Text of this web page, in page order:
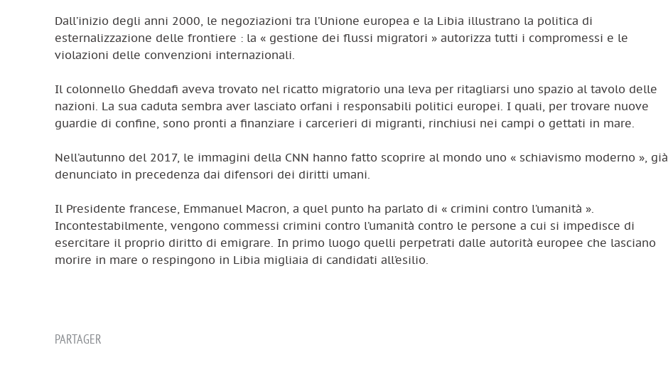
Dall’inizio degli anni 2000, le negoziazioni tra l’Unione europea e la Libia illustrano la politica di
esternalizzazione delle frontiere : la « gestione dei flussi migratori » autorizza tutti i compromessi e le
violazioni delle convenzioni internazionali.
Il colonnello Gheddafi aveva trovato nel ricatto migratorio una leva per ritagliarsi uno spazio al tavolo delle
nazioni. La sua caduta sembra aver lasciato orfani i responsabili politici europei. I quali, per trovare nuove
guardie di confine, sono pronti a finanziare i carcerieri di migranti, rinchiusi nei campi o gettati in mare.
Nell’autunno del 2017, le immagini della CNN hanno fatto scoprire al mondo uno « schiavismo moderno », già
denunciato in precedenza dai difensori dei diritti umani.
Il Presidente francese, Emmanuel Macron, a quel punto ha parlato di « crimini contro l’umanità ».
Incontestabilmente, vengono commessi crimini contro l’umanità contro le persone a cui si impedisce di
esercitare il proprio diritto di emigrare. In primo luogo quelli perpetrati dalle autorità europee che lasciano
morire in mare o respingono in Libia migliaia di candidati all’esilio.
PARTAGER